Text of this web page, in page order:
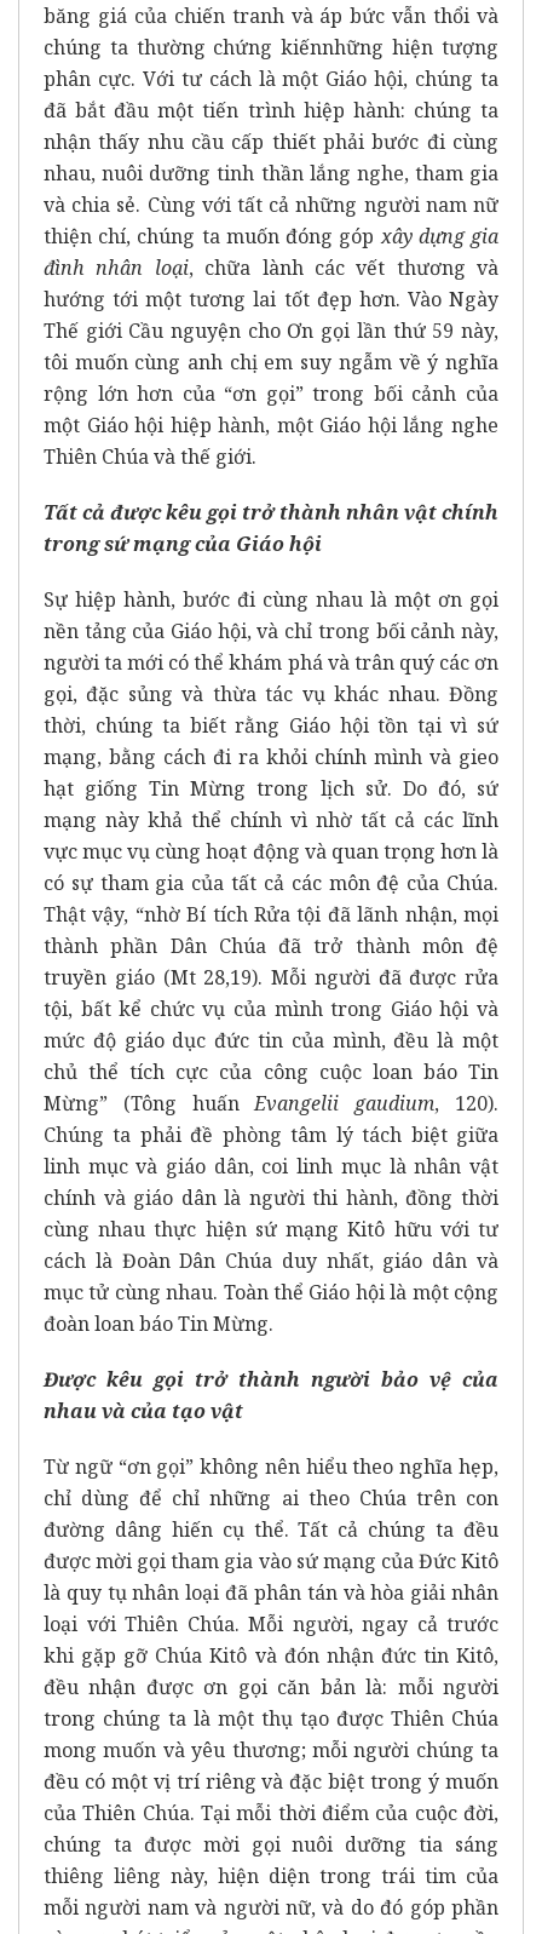
băng giá của chiến tranh và áp bức vẫn thổi và
chúng ta thường chứng kiến​​những hiện tượng
phân cực. Với tư cách là một Giáo hội, chúng ta
đã bắt đầu một tiến trình hiệp hành: chúng ta
nhận thấy nhu cầu cấp thiết phải bước đi cùng
nhau, nuôi dưỡng tinh thần lắng nghe, tham gia
và chia sẻ. Cùng với tất cả những người nam nữ
thiện chí, chúng ta muốn đóng gópxây dựng gia
đình nhân loại, chữa lành các vết thương và
hướng tới một tương lai tốt đẹp hơn. Vào Ngày
Thế giới Cầu nguyện cho Ơn gọi lần thứ 59 này,
tôi muốn cùng anh chị em suy ngẫm về ý nghĩa
rộng lớn hơn của “ơn gọi” trong bối cảnh của
một Giáo hội hiệp hành, một Giáo hội lắng nghe
Thiên Chúa và thế giới.
Tất cả được kêu gọi trở thành nhân vật chính
trong sứ mạng của Giáo hội
Sự hiệp hành, bước đi cùng nhau là một ơn gọi
nền tảng của Giáo hội, và chỉ trong bối cảnh này,
người ta mới có thể khám phá và trân quý các ơn
gọi, đặc sủng và thừa tác vụ khác nhau. Đồng
thời, chúng ta biết rằng Giáo hội tồn tại vì sứ
mạng, bằng cách đi ra khỏi chính mình và gieo
hạt giống Tin Mừng trong lịch sử. Do đó, sứ
mạng này khả thể chính vì nhờ tất cả các lĩnh
vực mục vụ cùng hoạt động và quan trọng hơn là
có sự tham gia của tất cả các môn đệ của Chúa.
Thật vậy, “nhờ Bí tích Rửa tội đã lãnh nhận, mọi
thành phần Dân Chúa đã trở thành môn đệ
truyền giáo (Mt 28,19). Mỗi người đã được rửa
tội, bất kể chức vụ của mình trong Giáo hội và
mức độ giáo dục đức tin của mình, đều là một
chủ thể tích cực của công cuộc loan báo Tin
Mừng” (Tông huấnEvangelii gaudium, 120).
Chúng ta phải đề phòng tâm lý tách biệt giữa
linh mục và giáo dân, coi linh mục là nhân vật
chính và giáo dân là người thi hành, đồng thời
cùng nhau thực hiện sứ mạng Kitô hữu với tư
cách là Đoàn Dân Chúa duy nhất, giáo dân và
mục tử cùng nhau. Toàn thể Giáo hội là một cộng
đoàn loan báo Tin Mừng.
Được kêu gọi trở thành người bảo vệ của
nhau và của tạo vật
Từ ngữ “ơn gọi” không nên hiểu theo nghĩa hẹp,
chỉ dùng để chỉ những ai theo Chúa trên con
đường dâng hiến cụ thể. Tất cả chúng ta đều
được mời gọi tham gia vào sứ mạng của Đức Kitô
là quy tụ nhân loại đã phân tán và hòa giải nhân
loại với Thiên Chúa. Mỗi người, ngay cả trước
khi gặp gỡ Chúa Kitô và đón nhận đức tin Kitô,
đều nhận được ơn gọi căn bản là: mỗi người
trong chúng ta là một thụ tạo được Thiên Chúa
mong muốn và yêu thương; mỗi người chúng ta
đều có một vị trí riêng và đặc biệt trong ý muốn
của Thiên Chúa. Tại mỗi thời điểm của cuộc đời,
chúng ta được mời gọi nuôi dưỡng tia sáng
thiêng liêng này, hiện diện trong trái tim của
mỗi người nam và người nữ, và do đó góp phần